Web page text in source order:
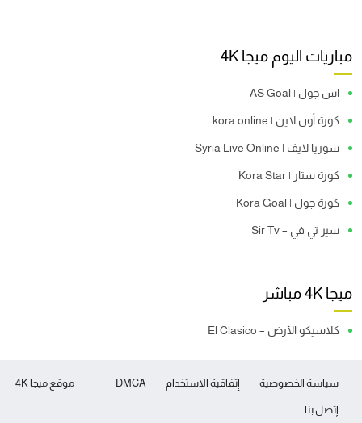
مباريات اليوم ميجا 4K
اس جول | AS Goal
كورة أون لاين | kora online
سوريا لايف | Syria Live Online
كورة ستار | Kora Star
كورة جول | Kora Goal
سير تي في – Sir Tv
ميجا 4K مباشر
كلاسيكو الأرض – El Clasico
موقع ميجا 4K سياسة الخصوصية إتفاقية الاستخدام DMCA
إتصل بنا